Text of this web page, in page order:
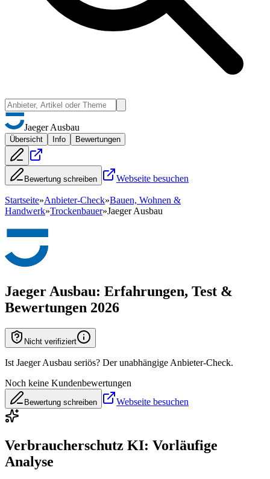
Jaeger Ausbau
Übersicht Info Bewertungen
Bewertung schreiben Webseite besuchen
Startseite»Anbieter-Check»Bauen, Wohnen &
Handwerk»Trockenbauer»Jaeger Ausbau
Jaeger Ausbau: Erfahrungen, Test &
Bewertungen 2026
Nicht verifiziert
Ist Jaeger Ausbau seriös? Der unabhängige Anbieter-Check.
Noch keine Kundenbewertungen
Bewertung schreiben Webseite besuchen
Verbraucherschutz KI: Vorläufige
Analyse